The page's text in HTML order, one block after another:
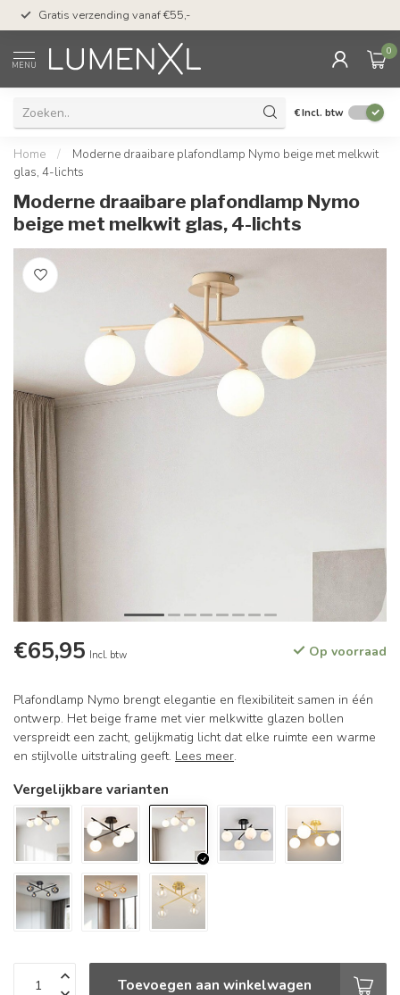
Gratis verzending vanaf €55,-
MENU
0
€Incl. btw
Home /
Moderne draaibare plafondlamp Nymo beige met melkwit
glas, 4-lichts
Moderne draaibare plafondlamp Nymo
beige met melkwit glas, 4-lichts
€65,95 Incl. btw Op voorraad
Plafondlamp Nymo brengt elegantie en flexibiliteit samen in één
ontwerp. Het beige frame met vier melkwitte glazen bollen
verspreidt een zacht, gelijkmatig licht dat elke ruimte een warme
en stijlvolle uitstraling geeft. Lees meer.
Vergelijkbare varianten
Toevoegen aan winkelwagen